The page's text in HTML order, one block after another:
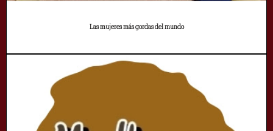
Las mujeres más gordas del mundo